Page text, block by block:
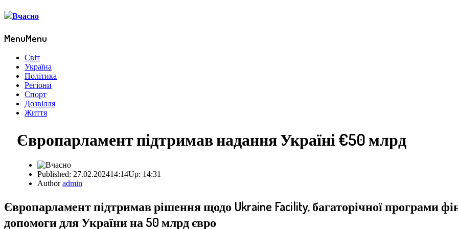
MenuMenu
Світ
Україна
Політика
Регіони
Спорт
Дозвілля
Життя
Європарламент підтримав надання Україні €50 млрд
Published: 27.02.202414:14Up: 14:31
Authoradmin
Європарламент підтримав рішення щодо Ukraine Facility, багаторічної програми
допомоги для України на 50 млрд євро